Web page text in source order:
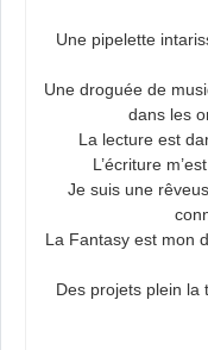
Une pipelette
Une droguée de
dans les
La lecture est
L’écriture
Je suis une
La Fantasy est mon
Des projets plein la